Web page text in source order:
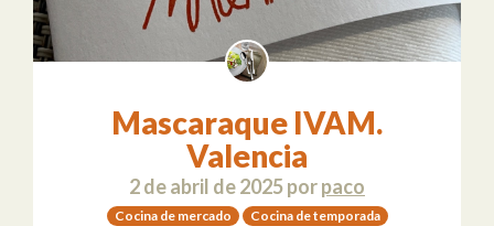
Mascaraque IVAM.
Valencia
2 de abril de 2025porpaco
Cocina de mercado
Cocina de temporada